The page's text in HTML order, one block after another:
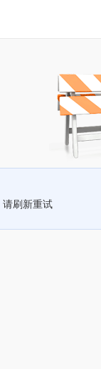
请刷新重试